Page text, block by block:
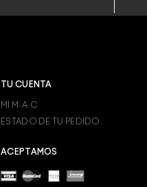
TU CUENTA
MI M·A·C
ESTADO DE TU PEDIDO
ACEPTAMOS